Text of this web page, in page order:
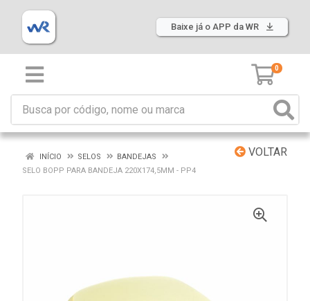
Baixe já o APP da WR
0
VOLTAR
INÍCIO SELOS
BANDEJAS
SELO BOPP PARA BANDEJA 220X174,5MM - PP4